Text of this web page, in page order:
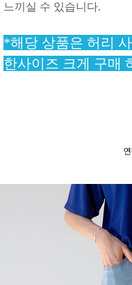
느끼실 수 있습니다.
*해당 상품은 허리
한사이즈 크게 구매